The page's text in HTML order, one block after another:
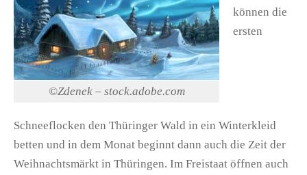
©Zdenek – stock.adobe.com
können die
ersten
Schneeflocken den Thüringer Wald in ein Winterkleid
betten und in dem Monat beginnt dann auch die Zeit der
Weihnachtsmärkt in Thüringen. Im Freistaat öffnen auch